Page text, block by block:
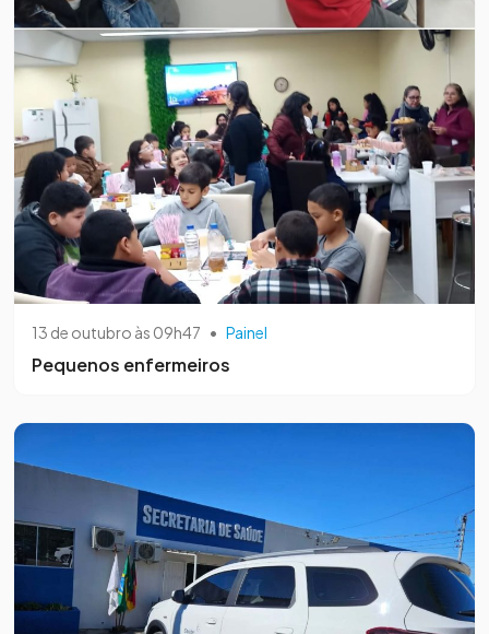
13 de outubro às 09h47 • Painel
Pequenos enfermeiros